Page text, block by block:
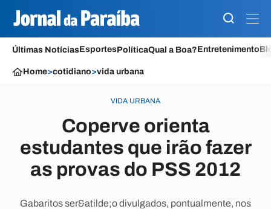
Últimas NotíciasEsportesPolíticaQual a Boa?Entretenimento
Home>cotidiano>vida urbana
VIDA URBANA
Coperve orienta
estudantes que irão fazer
as provas do PSS 2012
Gabaritos ser&atilde;o divulgados, pontualmente, nos